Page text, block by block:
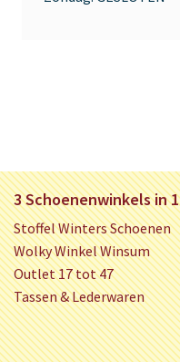
3 Schoenenwinkels in 1
Stoffel Winters Schoenen
Wolky Winkel Winsum
Outlet 17 tot 47
Tassen & Lederwaren